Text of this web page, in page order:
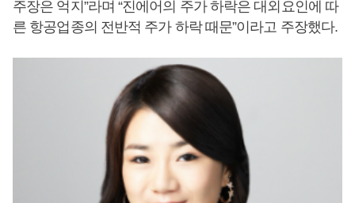
주장은 억지”라며 “진에어의 주가 하락은 대외요인에 따
른 항공업종의 전반적 주가 하락 때문”이라고 주장했다.